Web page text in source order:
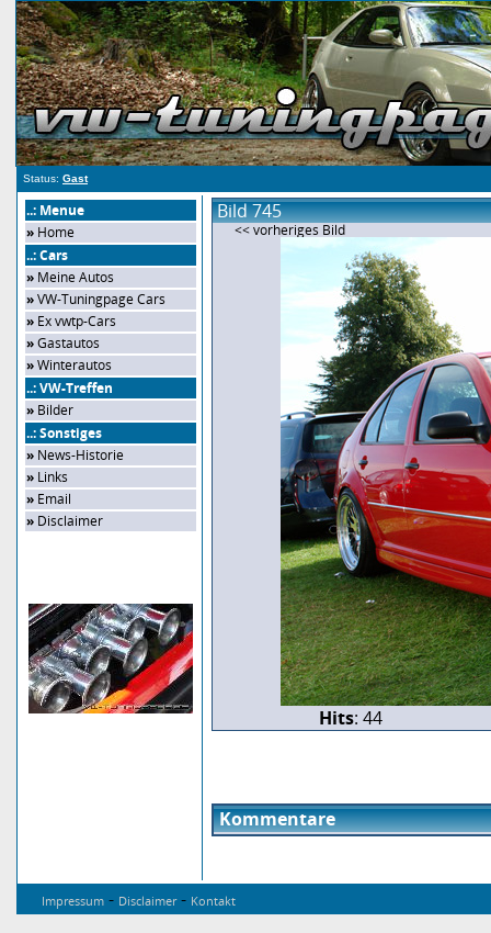
Status: Gast
..: Menue
» Home
..: Cars
» Meine Autos
»VW-Tuningpage Cars
» Ex vwtp-Cars
»Gastautos
»Winterautos
..: VW-Treffen
» Bilder
..: Sonstiges
» News-Historie
» Links
» Email
» Disclaimer
Bild 745
<< vorheriges Bild
Hits: 44
Kommentare
Impressum - Disclaimer- Kontakt